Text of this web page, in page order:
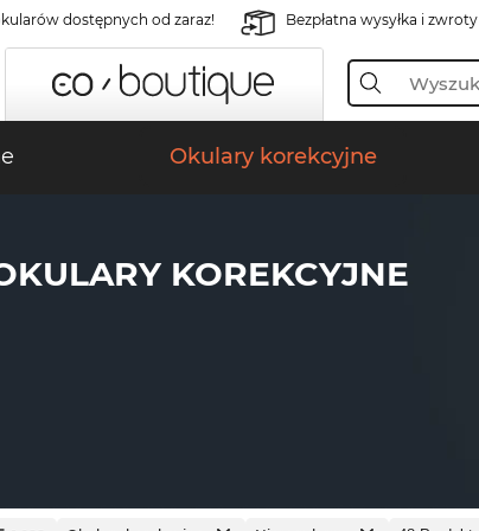
dostępnych od zaraz! Bezpłatna wysyłka i zwroty
Okulary korekcyjne
KOREKCYJNE